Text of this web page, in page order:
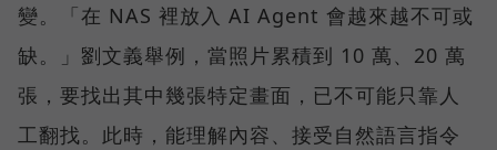
變。「在 NAS 裡放入 AI Agent 會越來越不可或
缺。」劉文義舉例，當照片累積到 10 萬、20 萬
張，要找出其中幾張特定畫面，已不可能只靠人
工翻找。此時，能理解內容、接受自然語言指令